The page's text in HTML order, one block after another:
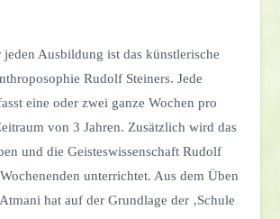
jeden Ausbildung ist das künstlerische
Rudolf Steiners. Jede
eine oder zwei ganze Wochen pro
von 3 Jahren. Zusätzlich wird das
und die Geisteswissenschaft Rudolf
unterrichtet. Aus dem Üben
hat auf der Grundlage der ‚Schule